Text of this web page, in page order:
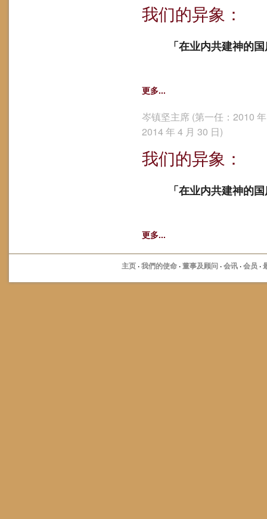
我们的异象：
「在业内共建神的
更多...
岑镇坚主席 (第一任：2010
2014 年 4 月 30 日)
我们的异象：
「在业内共建神的
更多...
主页·我們的使命·董事及顾问·会讯·会员 ·